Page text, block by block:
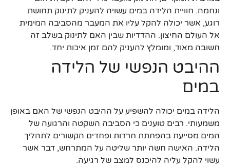
ונחמה. חוויית הלידה במים עשויה להעניק לתינוק תחושת
רוגע, אשר יכולה להקל עליו את המעבר מהסביבה המימית
אל העולם החיצון. ההדדיות שבין האם לתינוק בשלב זה
חשובה מאוד, ומומלץ להעניק להם זמן איכות יחד.
ההיבט הנפשי של הלידה
במים
הלידה במים יכולה להשפיע על ההיבט הנפשי של האם באופן
משמעותי. רבים טוענים כי הסביבה השקטה והרגועה של
המים מסייעת בהפחתת חרדות ופחדים הקשורים לתהליך
הלידה. האישה חשה יותר שליטה על המתרחש, דבר אשר
עשוי להקל עליה להיכנס למצב של רגיעה.